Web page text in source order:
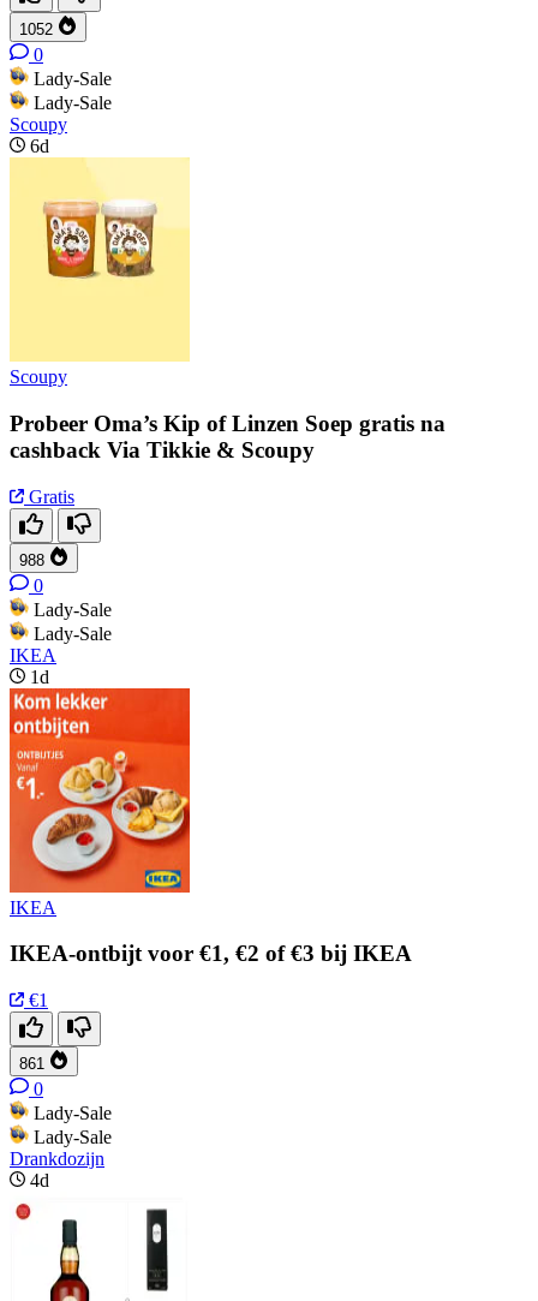
1052
0
Lady-Sale
Lady-Sale
Scoupy
6d
Scoupy
Probeer Oma’s Kip of Linzen Soep gratis na
cashback Via Tikkie & Scoupy
Gratis
988
0
Lady-Sale
Lady-Sale
IKEA
1d
IKEA
IKEA-ontbijt voor €1, €2 of €3 bij IKEA
€1
861
0
Lady-Sale
Lady-Sale
Drankdozijn
4d